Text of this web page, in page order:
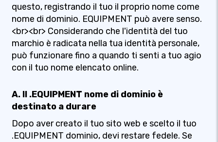
questo, registrando il tuo il proprio nome come
nome di dominio. EQUIPMENT può avere senso.
<br><br> Considerando che l'identità del tuo
marchio è radicata nella tua identità personale,
può funzionare fino a quando ti senti a tuo agio
con il tuo nome elencato online.
A. Il .EQUIPMENT nome di dominio è
destinato a durare
Dopo aver creato il tuo sito web e scelto il tuo
.EQUIPMENT dominio, devi restare fedele. Se